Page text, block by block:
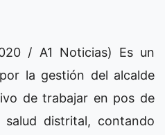
/ A1 Noticias) Es un
la gestión del alcalde
de trabajar en pos de
distrital, contando